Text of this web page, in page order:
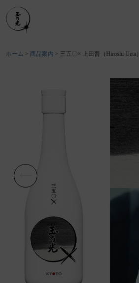
ホーム 商品案内 三五〇× 上田普（Hiroshi Ueta）